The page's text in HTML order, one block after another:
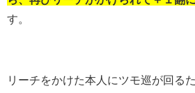
す。
リーチをかけた本人にツモ巡が回るた